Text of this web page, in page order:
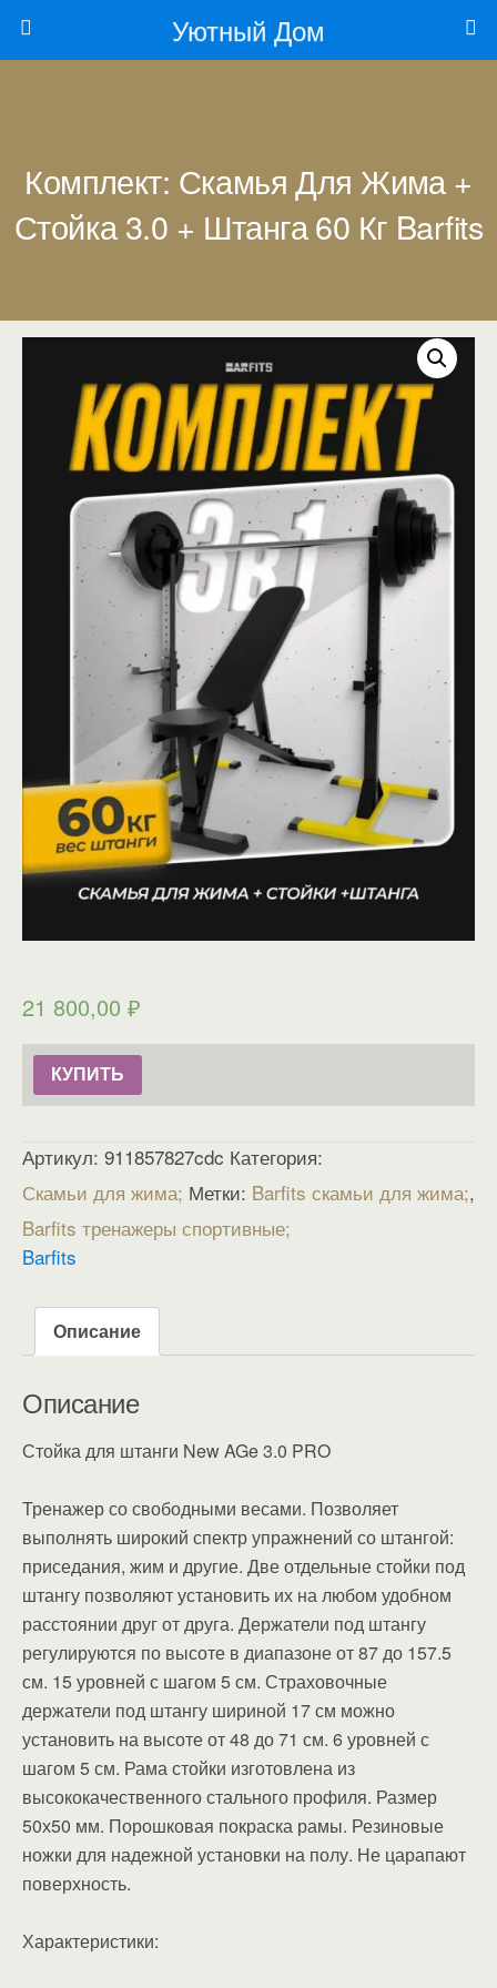
Уютный Дом
Комплект: Скамья Для Жима +
Стойка 3.0 + Штанга 60 Кг Barfits
21 800,00 ₽
КУПИТЬ
Артикул: 911857827cdc Категория:
Скамьи для жима Метки: Barfits скамьи для жима ,
Barfits тренажеры спортивные
Barfits
Описание
Описание
Стойка для штанги New AGe 3.0 PRO
Тренажер со свободными весами. Позволяет
выполнять широкий спектр упражнений со штангой:
приседания, жим и другие. Две отдельные стойки под
штангу позволяют установить их на любом удобном
расстоянии друг от друга. Держатели под штангу
регулируются по высоте в диапазоне от 87 до 157.5
см. 15 уровней с шагом 5 см. Страховочные
держатели под штангу шириной 17 см можно
установить на высоте от 48 до 71 см. 6 уровней с
шагом 5 см. Рама стойки изготовлена из
высококачественного стального профиля. Размер
50х50 мм. Порошковая покраска рамы. Резиновые
ножки для надежной установки на полу. Не царапают
поверхность.
Характеристики: